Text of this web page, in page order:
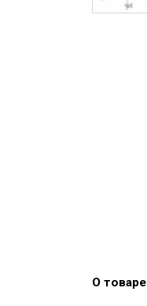
О товаре